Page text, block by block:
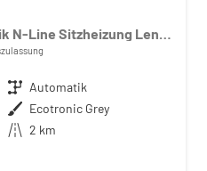
1.6 T-GDI 150PS Automatik N-Line Sitzheizung Lenkradheizung Klimaautomatik Navi 10,3"-Touchscreen Bluelink Apple CarPlay + Android Auto PDC v+h Rückf.Kamera 18-LM
Getriebe Automatik
Außenfarbe Ecotronic Grey
Kilometerstand 2 km